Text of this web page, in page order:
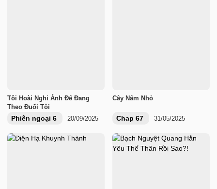
Tôi Hoài Nghi Ảnh Đế Đang
Theo Đuổi Tôi
Phiên ngoại 6 20/09/2025
Cây Nấm Nhỏ
Chap 67 31/05/2025